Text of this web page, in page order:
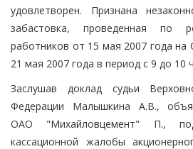
удовлетворен. Признана
забастовка, проведенная по
работников от 15 мая 2007 года
21 мая 2007 года в период с 9 до 10
Заслушав доклад судьи
Федерации Малышкина А.В.,
ОАО "Михайловцемент" П.,
кассационной жалобы